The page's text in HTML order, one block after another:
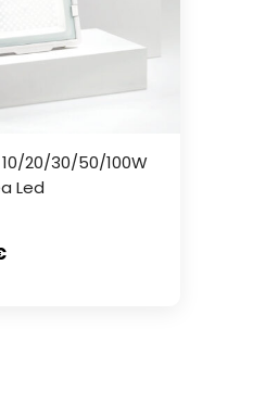
20/30/50/100W
Led